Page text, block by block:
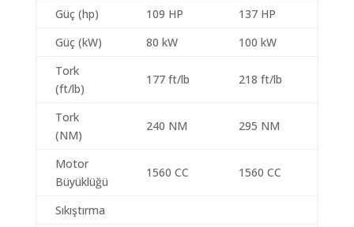
Güç (hp) 109 HP
137 HP
Güç (kW)
80 kW
100 kW
Tork
(ft/lb)
177 ft/lb 218 ft/lb
Tork
(NM)
240 NM 295 NM
Motor
Büyüklüğü
1560 CC 1560 CC
Sıkıştırma